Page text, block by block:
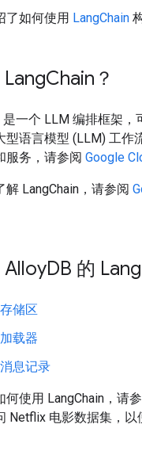
了如何使用 LangChain
Chain？
是一个 LLM 编排框架
型语言模型 (LLM) 工作
服务，请参阅 Google
解 LangChain，请参阅
AlloyDB 的 Lang
储区
载器
息记录
何使用 LangChain，请
Netflix 电影数据集，以